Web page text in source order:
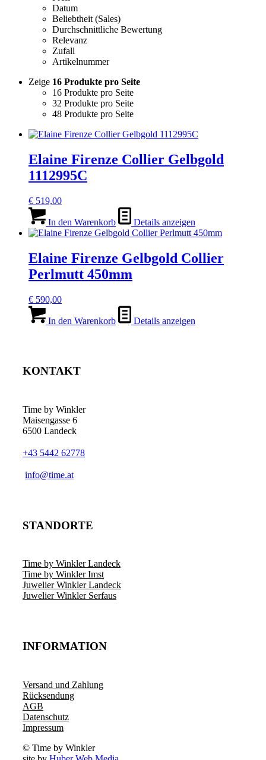
Datum
Beliebtheit (Sales)
Durchschnittliche Bewertung
Relevanz
Zufall
Artikelnummer
Zeige 16 Produkte pro Seite
16 Produkte pro Seite
32 Produkte pro Seite
48 Produkte pro Seite
Elaine Firenze Collier Gelbgold
1112995C
€ 519,00
In den Warenkorb Details anzeigen
Elaine Firenze Gelbgold Collier
Perlmutt 450mm
€ 590,00
In den Warenkorb Details anzeigen
KONTAKT
Time by Winkler
Maisengasse 6
6500 Landeck
+43 5442 62778
­info@time.at
STANDORTE
Time by Winkler Landeck
Time by Winkler Imst
Juwelier Winkler Landeck
Juwelier Winkler Serfaus
INFORMATION
Versand und Zahlung
Rücksendung
AGB
Datenschutz
Impressum
© Time by Winkler